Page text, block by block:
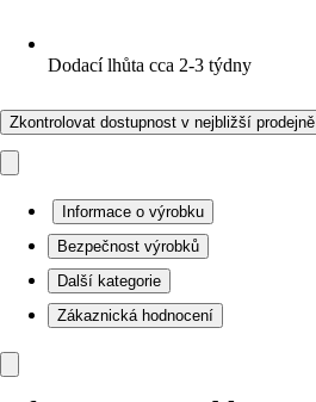
Dodací lhůta cca 2-3 týdny
Zkontrolovat dostupnost v nejbližší prodejně
Informace o výrobku
Bezpečnost výrobků
Další kategorie
Zákaznická hodnocení